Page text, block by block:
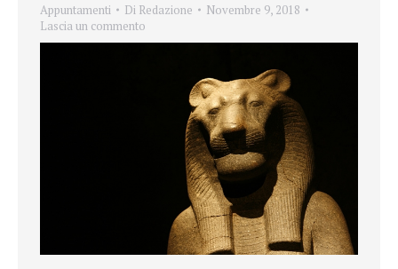
Appuntamenti Di Redazione
Novembre 9, 2018
Lascia un commento